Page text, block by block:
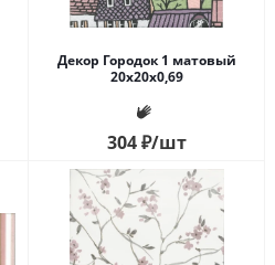
Декор Городок 1 матовый
20x20x0,69
304₽/шт